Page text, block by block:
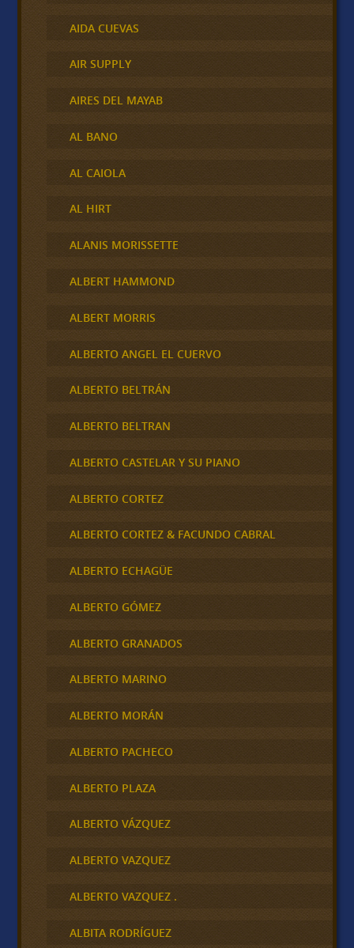
AIDA CUEVAS
AIR SUPPLY
AIRES DEL MAYAB
AL BANO
AL CAIOLA
AL HIRT
ALANIS MORISSETTE
ALBERT HAMMOND
ALBERT MORRIS
ALBERTO ANGEL EL CUERVO
ALBERTO BELTRÁN
ALBERTO BELTRAN
ALBERTO CASTELAR Y SU PIANO
ALBERTO CORTEZ
ALBERTO CORTEZ & FACUNDO CABRAL
ALBERTO ECHAGÜE
ALBERTO GÓMEZ
ALBERTO GRANADOS
ALBERTO MARINO
ALBERTO MORÁN
ALBERTO PACHECO
ALBERTO PLAZA
ALBERTO VÁZQUEZ
ALBERTO VAZQUEZ
ALBERTO VAZQUEZ .
ALBITA RODRÍGUEZ